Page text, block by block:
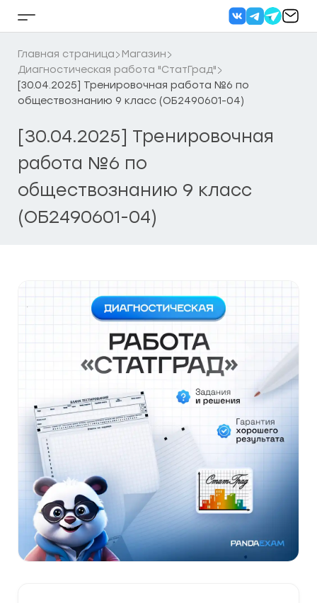
Кнопка
бокового
меню
Главная страница
Магазин
Диагностическая работа "СтатГрад"
[30.04.2025] Тренировочная работа №6 по
обществознанию 9 класс (ОБ2490601-04)
[30.04.2025] Тренировочная
работа №6 по
обществознанию 9 класс
(ОБ2490601-04)